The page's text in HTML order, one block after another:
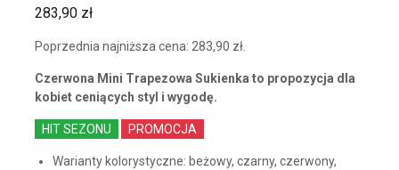
283,90 zł
Poprzednia najniższa cena: 283,90 zł.
Czerwona Mini Trapezowa Sukienka to propozycja dla
kobiet ceniących styl i wygodę.
HIT SEZONU PROMOCJA
Warianty kolorystyczne: beżowy, czarny, czerwony,